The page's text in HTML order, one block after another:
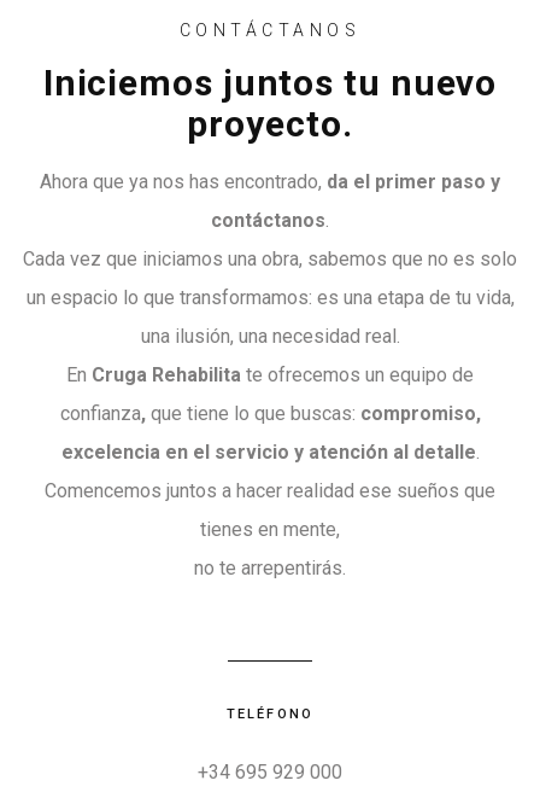
CONTÁCTANOS
Iniciemos juntos tu nuevo
proyecto.
Ahora que ya nos has encontrado, da el primer paso y
contáctanos
Cada vez que iniciamos una obra, sabemos que no es solo
un espacio lo que transformamos: es una etapa de tu vida,
una ilusión, una necesidad real.
En Cruga Rehabilita te ofrecemos un equipo de
confianza, que tiene lo que buscas: compromiso,
excelencia en el servicio y atención al detalle
Comencemos juntos a hacer realidad ese sueños que
tienes en mente,
no te arrepentirás.
TELÉFONO
+34 695 929 000